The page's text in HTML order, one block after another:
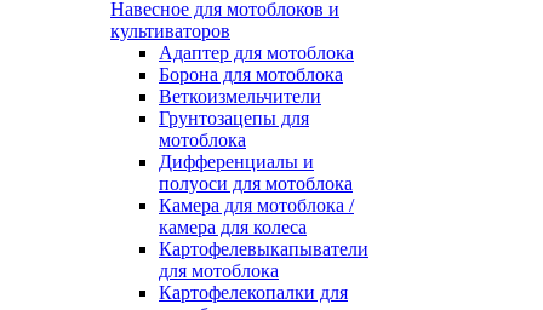
Навесное для мотоблоков и
культиваторов
Адаптер для мотоблока
Борона для мотоблока
Веткоизмельчители
Грунтозацепы для
мотоблока
Дифференциалы и
полуоси для мотоблока
Камера для мотоблока /
камера для колеса
Картофелевыкапыватели
для мотоблока
Картофелекопалки для